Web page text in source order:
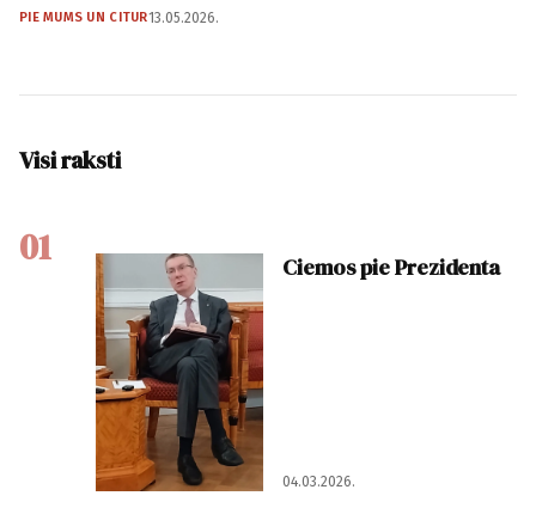
PIE MUMS UN CITUR13.05.2026.
Visi raksti
01 Ciemos pie Prezidenta
04.03.2026.